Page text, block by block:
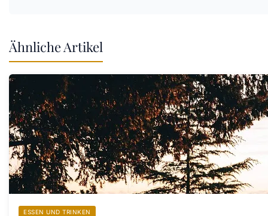
Ähnliche Artikel
ESSEN UND TRINKEN